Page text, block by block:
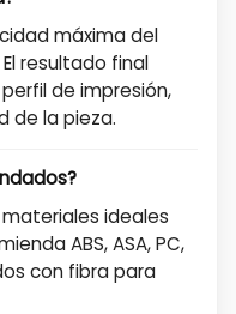
máxima del
El resultado final
de impresión,
de la pieza.
ideales
ABS, ASA, PC,
con fibra para